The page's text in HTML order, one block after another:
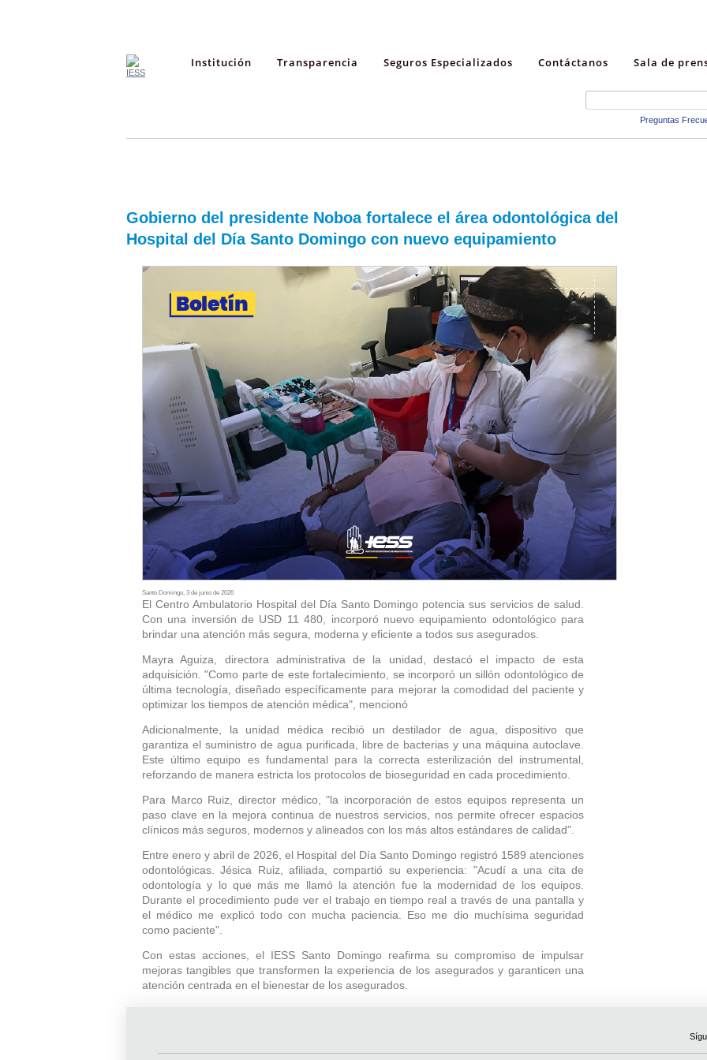
Institución Transparencia Seguros Especializados Contáctanos Sala de
Preguntas
Gobierno del presidente Noboa fortalece el área odontológica del
Hospital del Día Santo Domingo con nuevo equipamiento
Santo Domingo, 3 de junio de 2026
El Centro Ambulatorio Hospital del Día Santo Domingo potencia sus servicios de salud.
Con una inversión de USD 11 480, incorporó nuevo equipamiento odontológico para
brindar una atención más segura, moderna y eficiente a todos sus asegurados.
Mayra Aguiza, directora administrativa de la unidad, destacó el impacto de esta
adquisición. "Como parte de este fortalecimiento, se incorporó un sillón odontológico de
última tecnología, diseñado específicamente para mejorar la comodidad del paciente y
optimizar los tiempos de atención médica", mencionó
Adicionalmente, la unidad médica recibió un destilador de agua, dispositivo que
garantiza el suministro de agua purificada, libre de bacterias y una máquina autoclave.
Este último equipo es fundamental para la correcta esterilización del instrumental,
reforzando de manera estricta los protocolos de bioseguridad en cada procedimiento.
Para Marco Ruiz, director médico, "la incorporación de estos equipos representa un
paso clave en la mejora continua de nuestros servicios, nos permite ofrecer espacios
clínicos más seguros, modernos y alineados con los más altos estándares de calidad".
Entre enero y abril de 2026, el Hospital del Día Santo Domingo registró 1589 atenciones
odontológicas. Jésica Ruiz, afiliada, compartió su experiencia: "Acudí a una cita de
odontología y lo que más me llamó la atención fue la modernidad de los equipos.
Durante el procedimiento pude ver el trabajo en tiempo real a través de una pantalla y
el médico me explicó todo con mucha paciencia. Eso me dio muchísima seguridad
como paciente".
Con estas acciones, el IESS Santo Domingo reafirma su compromiso de impulsar
mejoras tangibles que transformen la experiencia de los asegurados y garanticen una
atención centrada en el bienestar de los asegurados.